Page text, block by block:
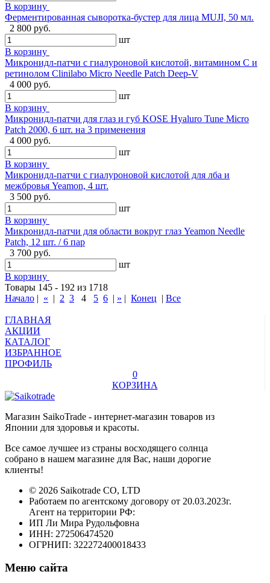
В корзину
Ферментированная сыворотка-бустер для лица MUJI, 50 мл.
2 800 руб.
шт
В корзину
Микронидл-патчи с гиалуроновой кислотой, витамином C и
ретинолом Clinilabo Micro Needle Patch Deep-V
4 000 руб.
шт
В корзину
Микронидл-патчи для глаз и губ KOSE Hyaluro Tune Micro
Patch 2000, 6 шт. на 3 применения
4 000 руб.
шт
В корзину
Микронидл-патчи с гиалуроновой кислотой для лба и
межбровья Yeamon, 4 шт.
3 500 руб.
шт
В корзину
Микронидл-патчи для области вокруг глаз Yeamon Needle
Patch, 12 шт. / 6 пар
3 700 руб.
шт
В корзину
Товары 145 - 192 из 1718
Начало | « | 2 3 4 5 6 | » | Конец | Все
ГЛАВНАЯ
АКЦИИ
КАТАЛОГ
ИЗБРАННОЕ
ПРОФИЛЬ
0
КОРЗИНА
Магазин SaikoTrade - интернет-магазин товаров из
Японии для здоровья и красоты.
Все самое лучшее из страны восходящего солнца
собрано в нашем магазине для Вас, наши дорогие
клиенты!
© 2026 Saikotrade CO, LTD
Работаем по агентскому договору от 20.03.2023г.
Агент на территории РФ:
ИП Ли Мира Рудольфовна
ИНН: 272506474520
ОГРНИП: 322272400018433
Меню сайта